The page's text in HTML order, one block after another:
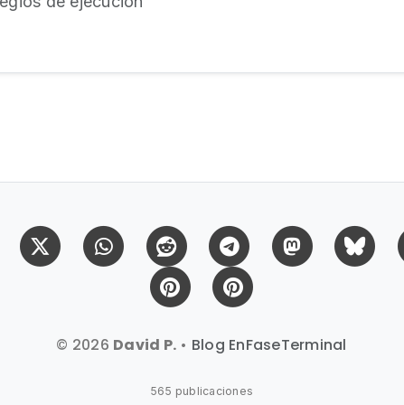
FacebookX (Twitter)WhatsappReddit Telegram Mastodon
Pinterest
© 2026 David P. • Blog EnFaseTerminal
565 publicaciones